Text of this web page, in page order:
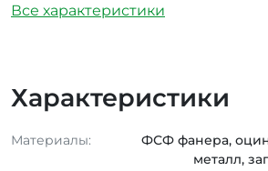
Все характеристики
Характеристики
Материалы:
ФСФ фанера,
металл,